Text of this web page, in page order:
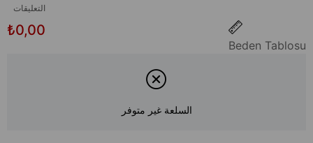
التعليقات
₺0,00
Beden Tablosu
السلعة غير متوفر